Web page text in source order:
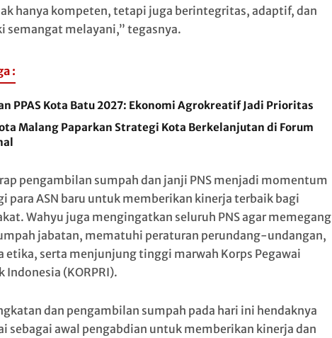
hanya kompeten, tetapi juga berintegritas, adaptif, dan
semangat melayani,” tegasnya.
:
PPAS Kota Batu 2027: Ekonomi Agrokreatif Jadi Prioritas
Malang Paparkan Strategi Kota Berkelanjutan di Forum
pengambilan sumpah dan janji PNS menjadi momentum
para ASN baru untuk memberikan kinerja terbaik bagi
Wahyu juga mengingatkan seluruh PNS agar memegang
jabatan, mematuhi peraturan perundang-undangan,
etika, serta menjunjung tinggi marwah Korps Pegawai
Indonesia (KORPRI).
dan pengambilan sumpah pada hari ini hendaknya
sebagai awal pengabdian untuk memberikan kinerja dan